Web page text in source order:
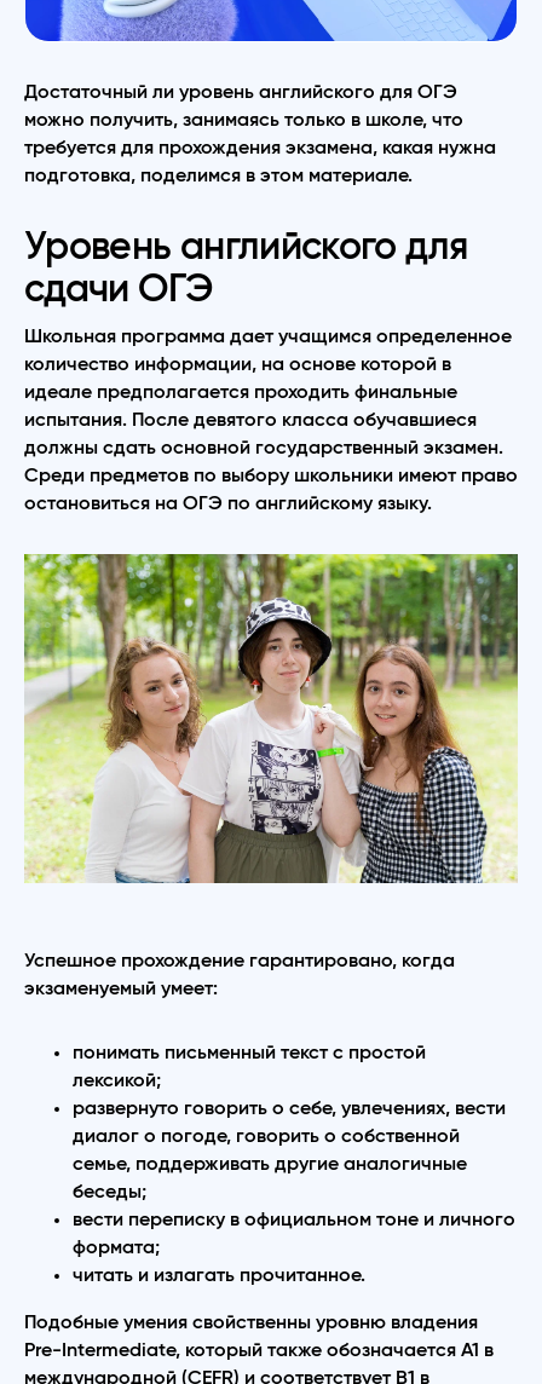
Достаточный ли уровень английского для ОГЭ
можно получить, занимаясь только в школе, что
требуется для прохождения экзамена, какая нужна
подготовка, поделимся в этом материале.
Уровень английского для
сдачи ОГЭ
Школьная программа дает учащимся определенное
количество информации, на основе которой в
идеале предполагается проходить финальные
испытания. После девятого класса обучавшиеся
должны сдать основной государственный экзамен.
Среди предметов по выбору школьники имеют право
остановиться на ОГЭ по английскому языку.
Успешное прохождение гарантировано, когда
экзаменуемый умеет:
понимать письменный текст с простой
лексикой;
развернуто говорить о себе, увлечениях, вести
диалог о погоде, говорить о собственной
семье, поддерживать другие аналогичные
беседы;
вести переписку в официальном тоне и личного
формата;
читать и излагать прочитанное.
Подобные умения свойственны уровню владения
Pre-Intermediate, который также обозначается А1 в
международной (CEFR) и соответствует В1 в